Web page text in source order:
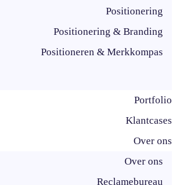
Positionering
Positionering & Branding
Positioneren & Merkkompas
Portfolio
Klantcases
Over ons
Over ons
Reclamebureau